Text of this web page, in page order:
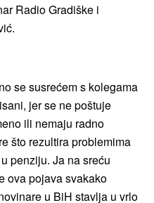
Radio Gradiške i
se susrećem s kolegama
jer se ne poštuje
ili nemaju radno
što rezultira problemima
penziju. Ja na sreću
ova pojava svakako
u BiH stavlja u vrlo